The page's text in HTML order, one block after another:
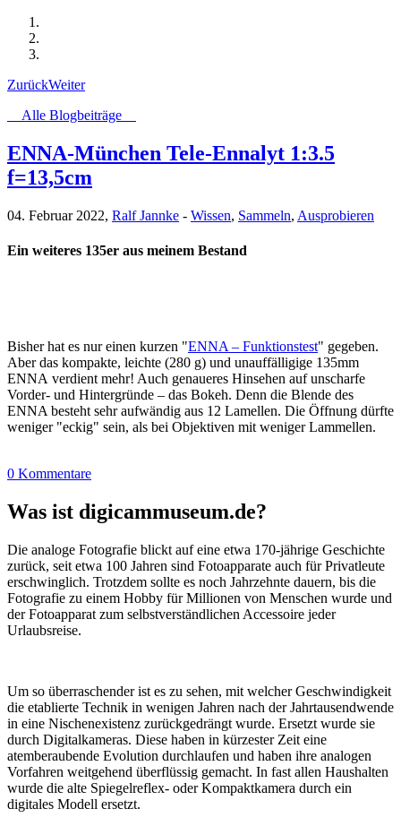
ZurückWeiter
Alle Blogbeiträge
ENNA-München Tele-Ennalyt 1:3.5
f=13,5cm
04. Februar 2022, Ralf Jannke - Wissen, Sammeln, Ausprobieren
Ein weiteres 135er aus meinem Bestand
Bisher hat es nur einen kurzen "ENNA – Funktionstest" gegeben.
Aber das kompakte, leichte (280 g) und unauffälligige 135mm
ENNA verdient mehr! Auch genaueres Hinsehen auf unscharfe
Vorder- und Hintergründe – das Bokeh. Denn die Blende des
ENNA besteht sehr aufwändig aus 12 Lamellen. Die Öffnung dürfte
weniger "eckig" sein, als bei Objektiven mit weniger Lammellen.
0 Kommentare
Was ist digicammuseum.de?
Die analoge Fotografie blickt auf eine etwa 170-jährige Geschichte
zurück, seit etwa 100 Jahren sind Fotoapparate auch für Privatleute
erschwinglich. Trotzdem sollte es noch Jahrzehnte dauern, bis die
Fotografie zu einem Hobby für Millionen von Menschen wurde und
der Fotoapparat zum selbstverständlichen Accessoire jeder
Urlaubsreise.
Um so überraschender ist es zu sehen, mit welcher Geschwindigkeit
die etablierte Technik in wenigen Jahren nach der Jahrtausendwende
in eine Nischenexistenz zurückgedrängt wurde. Ersetzt wurde sie
durch Digitalkameras. Diese haben in kürzester Zeit eine
atemberaubende Evolution durchlaufen und haben ihre analogen
Vorfahren weitgehend überflüssig gemacht. In fast allen Haushalten
wurde die alte Spiegelreflex- oder Kompaktkamera durch ein
digitales Modell ersetzt.